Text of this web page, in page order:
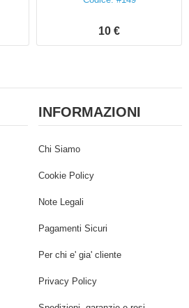
10 €
INFORMAZIONI
Chi Siamo
Cookie Policy
Note Legali
Pagamenti Sicuri
Per chi e' gia' cliente
Privacy Policy